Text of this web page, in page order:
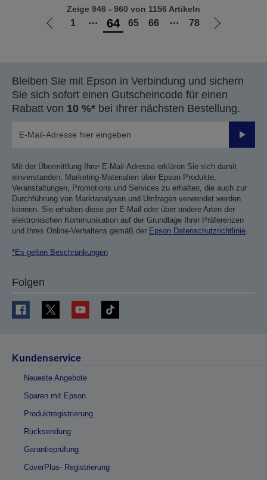
Zur
1 ⋯ 64 65 66 ⋯ 78
Zur
Zeige 946 - 960 von 1156 Artikeln
Bleiben Sie mit Epson in Verbindung und sichern
Sie sich sofort einen Gutscheincode für einen
Rabatt von 10 %* bei Ihrer nächsten Bestellung.
Mit der Übermittlung Ihrer E-Mail-Adresse erklären Sie sich damit
einverstanden, Marketing-Materialien über Epson Produkte,
Veranstaltungen, Promotions und Services zu erhalten, die auch zur
Durchführung von Marktanalysen und Umfragen verwendet werden
können. Sie erhalten diese per E-Mail oder über andere Arten der
elektronischen Kommunikation auf der Grundlage Ihrer Präferenzen
und Ihres Online-Verhaltens gemäß der Epson Datenschutzrichtlinie.
*Es gelten Beschränkungen
Folgen
Kundenservice
Neueste Angebote
Sparen mit Epson
Produktregistrierung
Rücksendung
Garantieprüfung
CoverPlus- Registrierung